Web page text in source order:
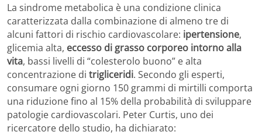
La sindrome metabolica è una condizione clinica
caratterizzata dalla combinazione di almeno tre di
alcuni fattori di rischio cardiovascolare: ipertensione,
glicemia alta, eccesso di grasso corporeo intorno alla
vita, bassi livelli di “colesterolo buono” e alta
concentrazione di trigliceridi. Secondo gli esperti,
consumare ogni giorno 150 grammi di mirtilli comporta
una riduzione fino al 15% della probabilità di sviluppare
patologie cardiovascolari. Peter Curtis, uno dei
ricercatore dello studio, ha dichiarato: